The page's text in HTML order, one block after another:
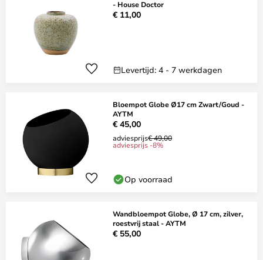
- House Doctor
€ 11,00
Levertijd: 4 - 7 werkdagen
Bloempot Globe Ø17 cm Zwart/Goud -
AYTM
€ 45,00
adviesprijs€ 49,00
adviesprijs -8%
Op voorraad
Wandbloempot Globe, Ø 17 cm, zilver,
roestvrij staal - AYTM
€ 55,00